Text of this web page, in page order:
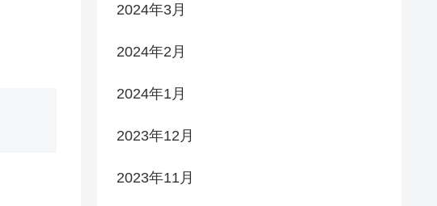
2024年3月
2024年2月
2024年1月
2023年12月
2023年11月